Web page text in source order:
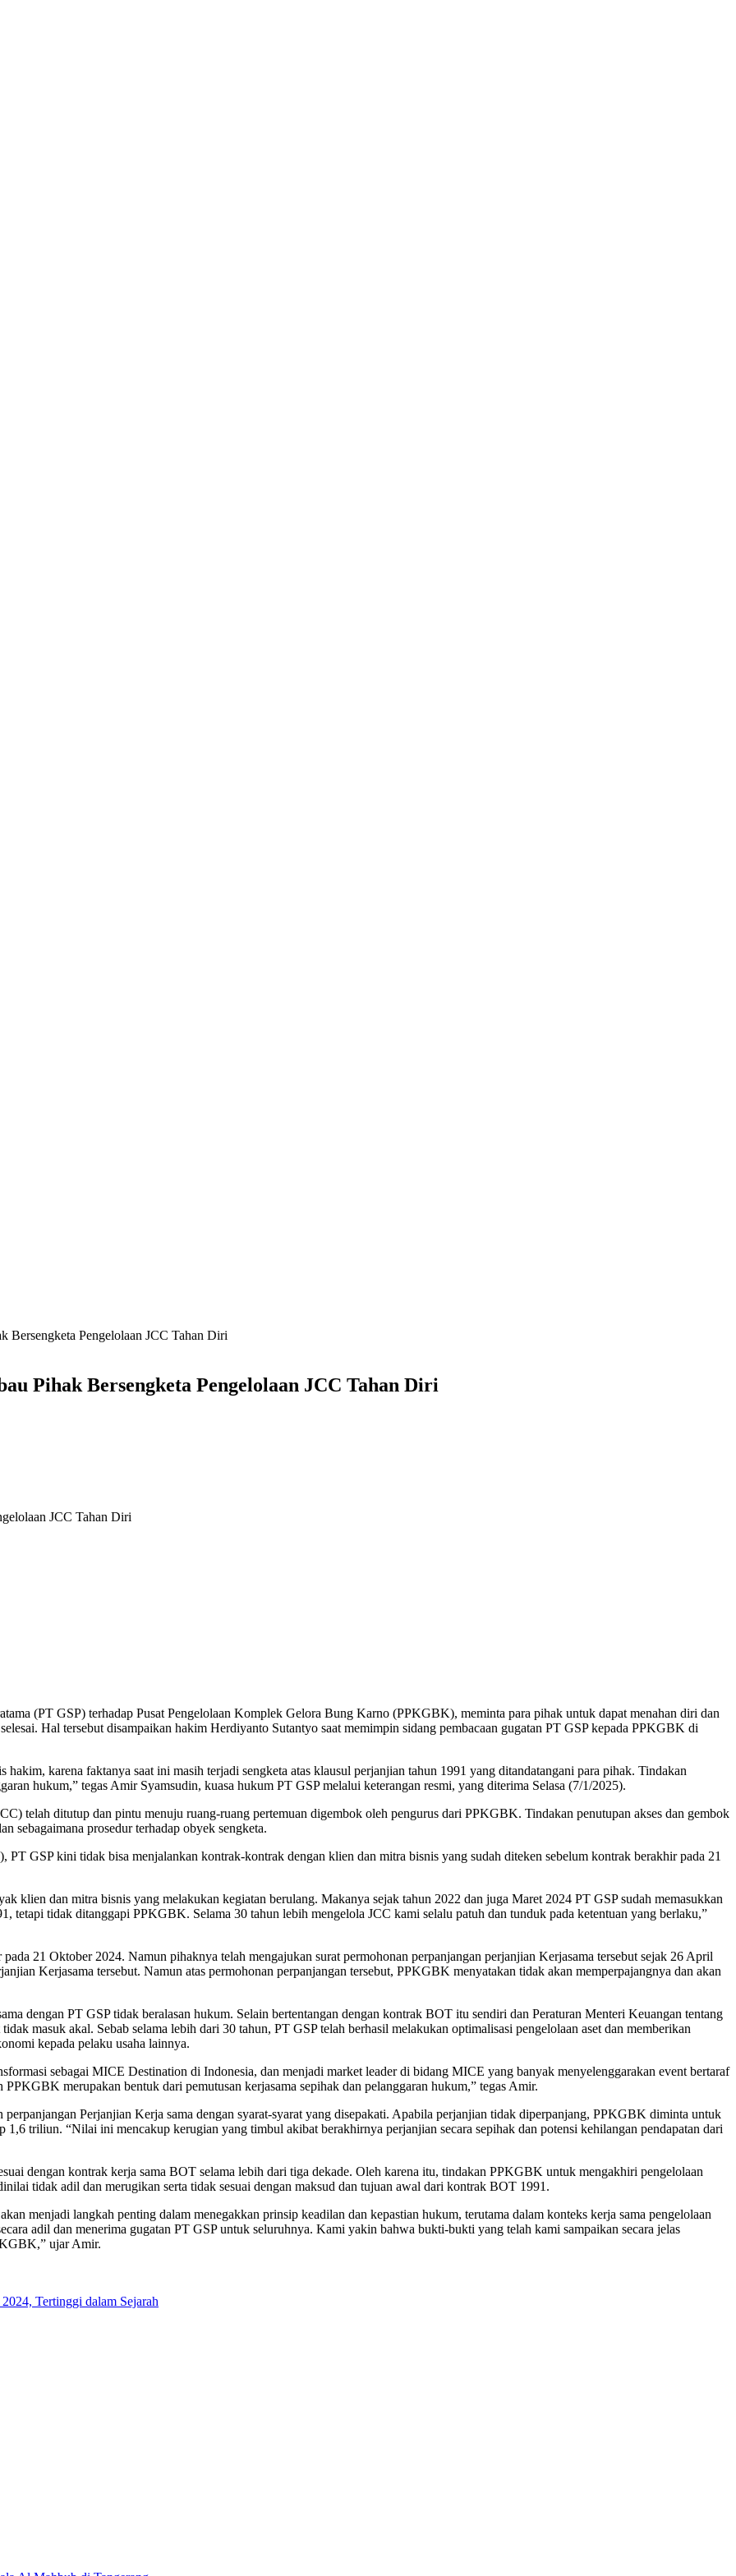
Bersengketa Pengelolaan JCC Tahan Diri
Pihak Bersengketa Pengelolaan JCC Tahan Diri
JCC Tahan Diri
(PT GSP) terhadap Pusat Pengelolaan Komplek Gelora Bung Karno (PPKGBK), meminta para pihak untuk dapat menahan diri dan
Hal tersebut disampaikan hakim Herdiyanto Sutantyo saat memimpin sidang pembacaan gugatan PT GSP kepada PPKGBK di
karena faktanya saat ini masih terjadi sengketa atas klausul perjanjian tahun 1991 yang ditandatangani para pihak. Tindakan
hukum,” tegas Amir Syamsudin, kuasa hukum PT GSP melalui keterangan resmi, yang diterima Selasa (7/1/2025).
telah ditutup dan pintu menuju ruang-ruang pertemuan digembok oleh pengurus dari PPKGBK. Tindakan penutupan akses dan gembok
sebagaimana prosedur terhadap obyek sengketa.
PT GSP kini tidak bisa menjalankan kontrak-kontrak dengan klien dan mitra bisnis yang sudah diteken sebelum kontrak berakhir pada 21
klien dan mitra bisnis yang melakukan kegiatan berulang. Makanya sejak tahun 2022 dan juga Maret 2024 PT GSP sudah memasukkan
tetapi tidak ditanggapi PPKGBK. Selama 30 tahun lebih mengelola JCC kami selalu patuh dan tunduk pada ketentuan yang berlaku,”
21 Oktober 2024. Namun pihaknya telah mengajukan surat permohonan perpanjangan perjanjian Kerjasama tersebut sejak 26 April
Kerjasama tersebut. Namun atas permohonan perpanjangan tersebut, PPKGBK menyatakan tidak akan memperpajangnya dan akan
dengan PT GSP tidak beralasan hukum. Selain bertentangan dengan kontrak BOT itu sendiri dan Peraturan Menteri Keuangan tentang
masuk akal. Sebab selama lebih dari 30 tahun, PT GSP telah berhasil melakukan optimalisasi pengelolaan aset dan memberikan
kepada pelaku usaha lainnya.
sebagai MICE Destination di Indonesia, dan menjadi market leader di bidang MICE yang banyak menyelenggarakan event bertaraf
merupakan bentuk dari pemutusan kerjasama sepihak dan pelanggaran hukum,” tegas Amir.
Perjanjian Kerja sama dengan syarat-syarat yang disepakati. Apabila perjanjian tidak diperpanjang, PPKGBK diminta untuk
1,6 triliun. “Nilai ini mencakup kerugian yang timbul akibat berakhirnya perjanjian secara sepihak dan potensi kehilangan pendapatan dari
dengan kontrak kerja sama BOT selama lebih dari tiga dekade. Oleh karena itu, tindakan PPKGBK untuk mengakhiri pengelolaan
tidak adil dan merugikan serta tidak sesuai dengan maksud dan tujuan awal dari kontrak BOT 1991.
menjadi langkah penting dalam menegakkan prinsip keadilan dan kepastian hukum, terutama dalam konteks kerja sama pengelolaan
adil dan menerima gugatan PT GSP untuk seluruhnya. Kami yakin bahwa bukti-bukti yang telah kami sampaikan secara jelas
ujar Amir.
Tertinggi dalam Sejarah